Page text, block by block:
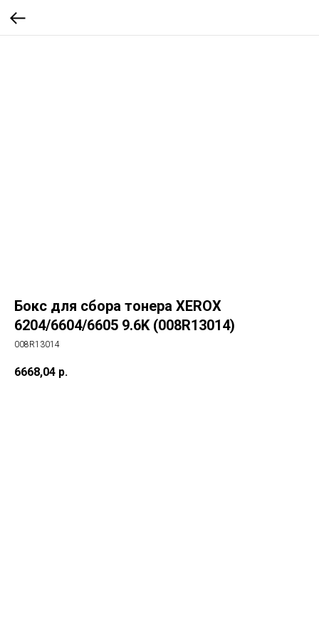
Бокс для сбора тонера XEROX
6204/6604/6605 9.6K (008R13014)
008R13014
6668,04 р.